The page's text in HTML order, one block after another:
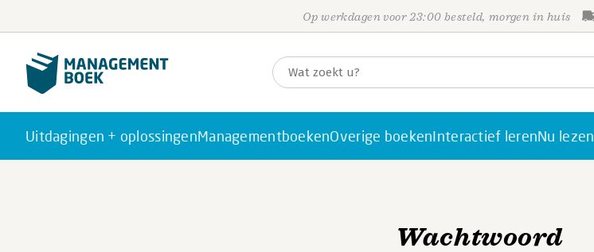
Op werkdagen voor 23:00 besteld, morgen in huis
Uitdagingen + oplossingenManagementboekenOverige boekenInteractief lerenNu lezen
Wachtwoord